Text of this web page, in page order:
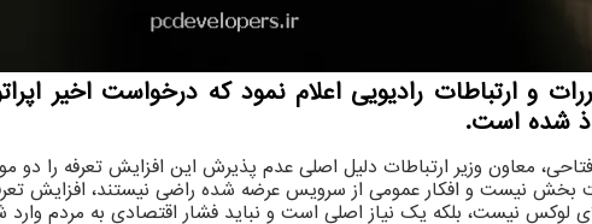
شده است.
معاون وزیر ارتباطات دلیل اصلی عدم پذیرش این افزایش تعرفه را دو
بخش نیست و افکار عمومی از سرویس عرضه شده راضی نیستند، افزایش
نیست، بلکه یک نیاز اصلی است و نباید فشار اقتصادی به مردم وارد